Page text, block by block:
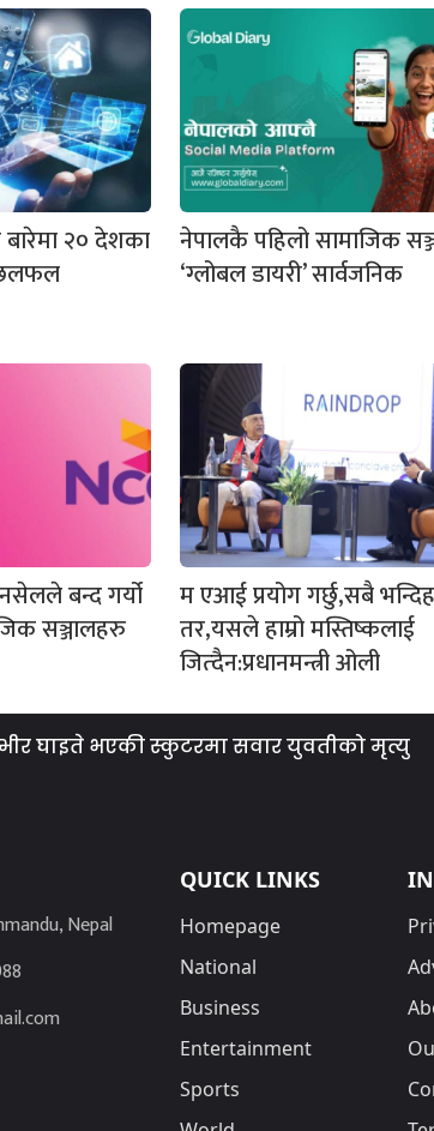
२० देशका
छलफल
नेपालकै पहिलो सामाजिक
‘ग्लोबल डायरी’ सार्वजनिक
बन्द गर्यो
सञ्जालहरु
म एआई प्रयोग गर्छु,सबै
तर,यसले हाम्रो मस्तिष्कलाई
जित्दैन:प्रधानमन्त्री ओली
भएकी स्कुटरमा सवार युवतीको मृत्यु
Nepal
QUICK LINKS
Homepage
National
Business
Entertainment
Sports